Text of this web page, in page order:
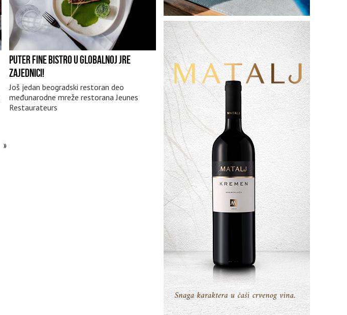
PUTER FINE BISTRO U GLOBALNOJ JRE
ZAJEDNICI!
Još jedan beogradski restoran deo
međunarodne mreže restorana Jeunes
Restaurateurs
»